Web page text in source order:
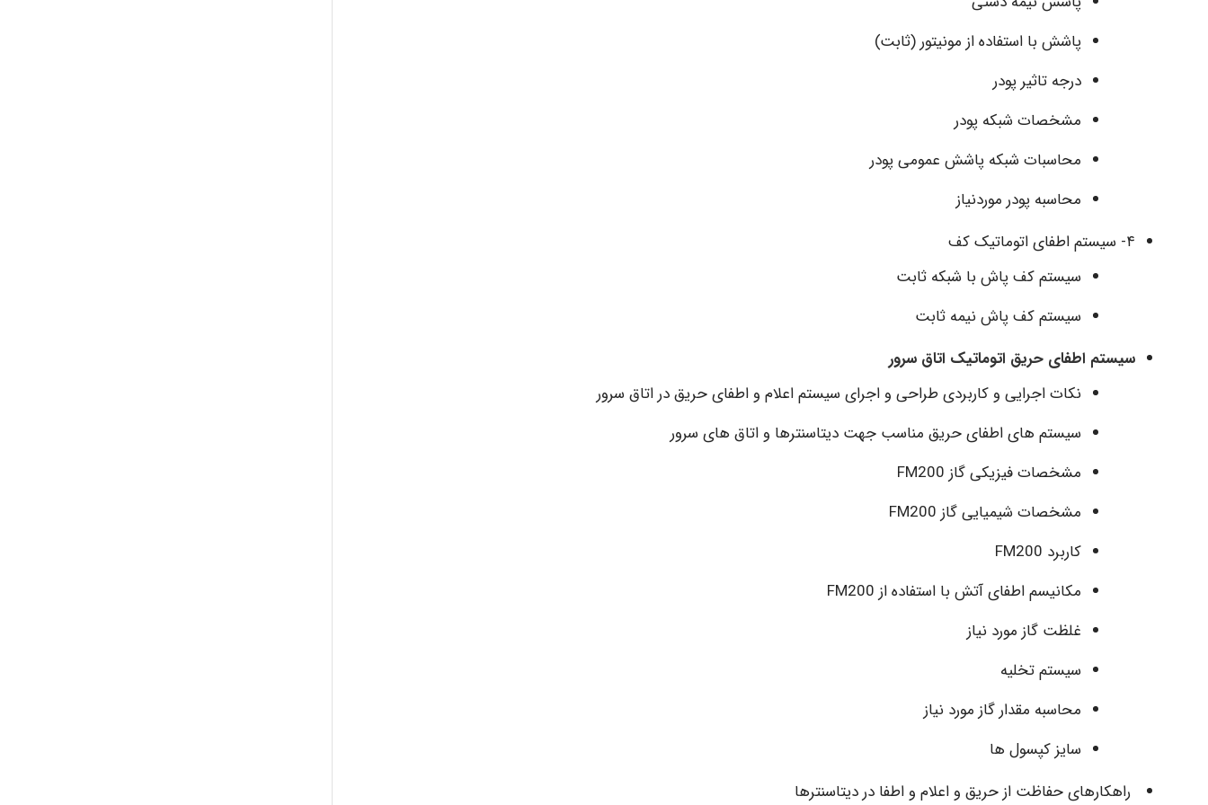
پاشش با استفاده از مونیتور (ثابت)
درجه تاثیر پودر
مشخصات شبکه پودر
محاسبات شبکه پاشش عمومی پودر
محاسبه پودر موردنیاز
۴- سیستم اطفای اتوماتیک کف
سیستم کف پاش با شبکه ثابت
سیستم کف پاش نیمه ثابت
سیستم اطفای حریق اتوماتیک اتاق سرور
نکات اجرایی و کاربردی طراحی و اجرای سیستم اعلام و اطفای حریق در اتاق سرور
سیستم های اطفای حریق مناسب جهت دیتاسنترها و اتاق های سرور
مشخصات فیزیکی گاز FM200
مشخصات شیمیایی گاز FM200
کاربرد FM200
مکانیسم اطفای آتش با استفاده از FM200
غلظت گاز مورد نیاز
سیستم تخلیه
محاسبه مقدار گاز مورد نیاز
سایز کپسول ها
راهکارهای حفاظت از حریق و اعلام و اطفا در دیتاسنترها